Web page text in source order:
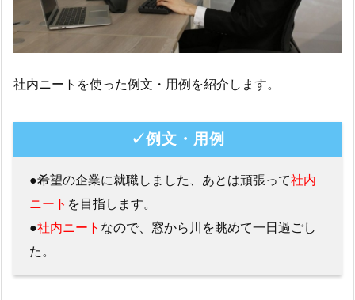
社内ニートを使った例文・用例を紹介します。
✓例文・用例
●希望の企業に就職しました、あとは頑張って社内
ニート を目指します。
●社内ニート なので、窓から川を眺めて一日過ごし
た。